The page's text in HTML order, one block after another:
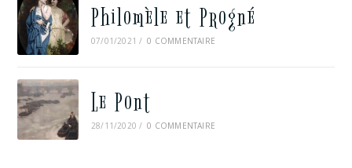
Philomèle et Progné
07/01/2021 / 0 COMMENTAIRE
Le Pont
28/11/2020 / 0 COMMENTAIRE